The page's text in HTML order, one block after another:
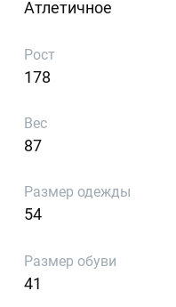
Атлетичное
Рост
178
Вес
87
Размер одежды
54
Размер обуви
41